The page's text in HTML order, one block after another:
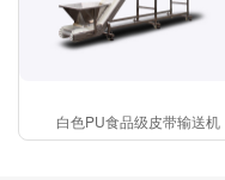
白色PU食品级皮带输送机